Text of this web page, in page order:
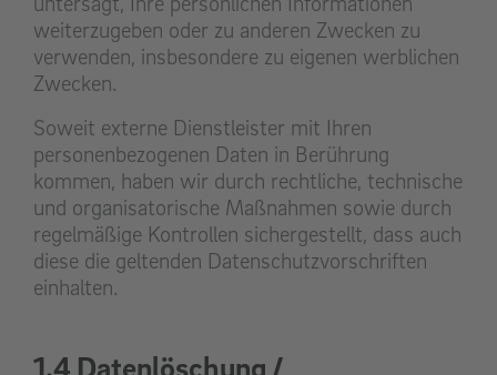
weiterzugeben oder zu anderen Zwecken zu
verwenden, insbesondere zu eigenen werblichen
Zwecken.
Soweit externe Dienstleister mit Ihren
personenbezogenen Daten in Berührung
kommen, haben wir durch rechtliche, technische
und organisatorische Maßnahmen sowie durch
regelmäßige Kontrollen sichergestellt, dass auch
diese die geltenden Datenschutzvorschriften
einhalten.
1.4 Datenlöschung /